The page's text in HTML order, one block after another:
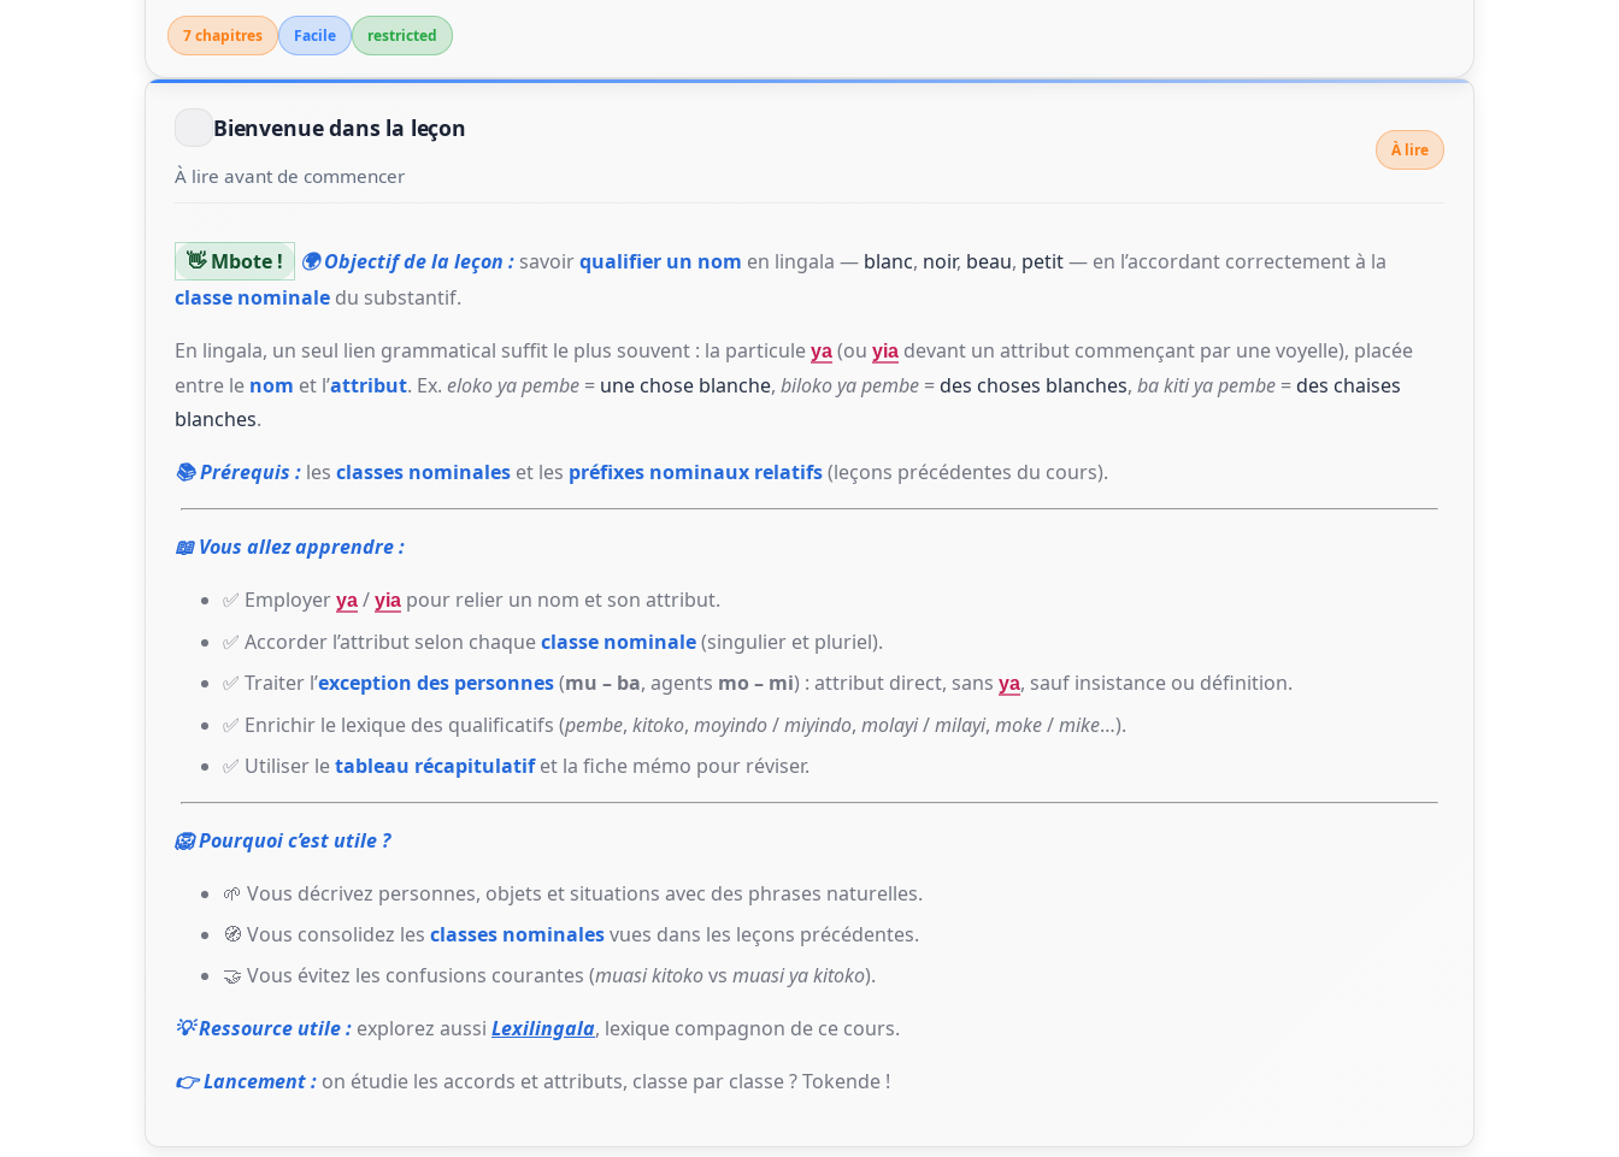
7 chapitres Facile restricted
Bienvenue dans la leçon
À lire avant de commencer
À lire
👋 Mbote ! 🌍 Objectif de la leçon : savoirqualifier un nom en lingala — blanc, noir, beau, petit— en l’accordant correctement à la
classe nominale du substantif.
En lingala, un seul lien grammatical suffit le plus souvent : la particule ya (ou yia devant un attribut commençant par une voyelle), placée
entre le nom et l’attribut. Ex. eloko ya pembe = une chose blanche, biloko ya pembe =des choses blanches, ba kiti ya pembe =des chaises
blanches.
📚 Prérequis : les classes nominales et les préfixes nominaux relatifs(leçons précédentes du cours).
📖 Vous allez apprendre :
✅ Employer ya / yia pour relier un nom et son attribut.
✅ Accorder l’attribut selon chaqueclasse nominale(singulier et pluriel).
✅ Traiter l’exception des personnes(mu – ba, agents mo – mi) : attribut direct, sans ya, sauf insistance ou définition.
✅ Enrichir le lexique des qualificatifs (pembe, kitoko, moyindo/miyindo, molayi/milayi, moke/mike…).
✅ Utiliser letableau récapitulatifet la fiche mémo pour réviser.
🦁 Pourquoi c’est utile ?
🌱 Vous décrivez personnes, objets et situations avec des phrases naturelles.
🧭 Vous consolidez les classes nominalesvues dans les leçons précédentes.
🤝 Vous évitez les confusions courantes (muasi kitokovs muasi ya kitoko).
💡 Ressource utile : explorez aussi Lexilingala, lexique compagnon de ce cours.
👉 Lancement : on étudie les accords et attributs, classe par classe ? Tokende !